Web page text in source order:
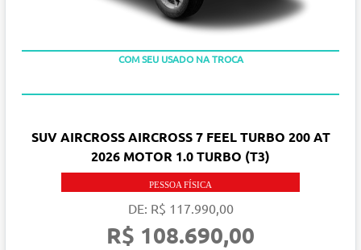
SUV AIRCROSS AIRCROSS 7 FEEL TURBO 200 AT
2026 MOTOR 1.0 TURBO (T3)
PESSOA FÍSICA
DE: R$ 117.990,00
R$ 108.690,00